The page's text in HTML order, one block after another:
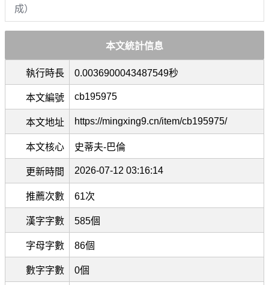
成）
本文統計信息
執行時長 0.0036900043487549秒
本文編號 cb195975
本文地址 https://mingxing9.cn/item/cb195975/
本文核心 史蒂夫-巴倫
更新時間 2026-07-12 03:16:14
推薦次數 61次
漢字字數 585個
字母字數 86個
數字字數 0個